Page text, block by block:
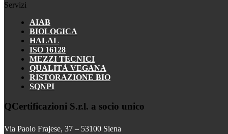
Servizi
AIAB
BIOLOGICA
HALAL
ISO 16128
MEZZI TECNICI
QUALITÀ VEGANA
RISTORAZIONE BIO
SQNPI
QCertificazioni S.r.l. a socio unico
Via Paolo Frajese, 37 – 53100 Siena
il nostro sito
durante la tua
visita. Se
rifiuti questi
cookie, alcune
funzionalità
scompariranno
dal sito web.
Targeting e
pubblicità
I cookie
tracciano